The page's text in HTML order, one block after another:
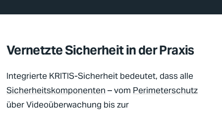
Vernetzte Sicherheit in der Praxis
Integrierte KRITIS-Sicherheit bedeutet, dass alle
Sicherheitskomponenten – vom Perimeterschutz
überVideoüberwachung bis zur